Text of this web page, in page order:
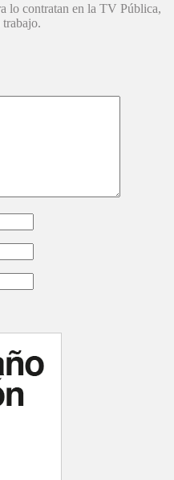
lo contratan en la TV Pública,
trabajo.